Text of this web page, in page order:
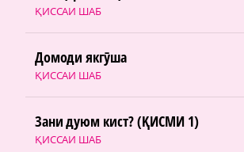
ҚИССАИ ШАБ
ҚИССАИ ШАБ
Домоди якгӯша
ҚИССАИ ШАБ
Зани дуюм кист? (ҚИСМИ 1)